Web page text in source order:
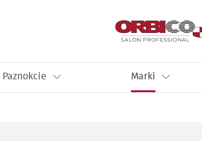
Paznokcie Marki